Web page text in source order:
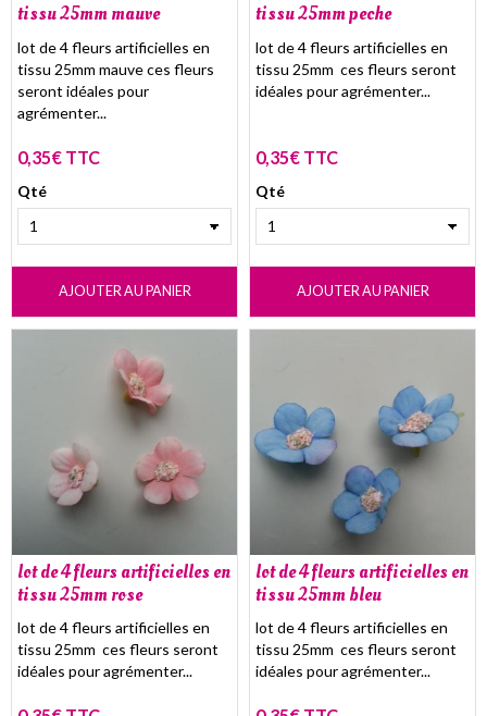
tissu 25mm mauve
lot de 4 fleurs artificielles en
tissu 25mm mauve ces fleurs
seront idéales pour
agrémenter...
0,35€ TTC
Qté
AJOUTER AU PANIER
tissu 25mm peche
lot de 4 fleurs artificielles en
tissu 25mm ces fleurs seront
idéales pour agrémenter...
0,35€ TTC
Qté
AJOUTER AU PANIER
lot de 4 fleurs artificielles en
tissu 25mm rose
lot de 4 fleurs artificielles en
tissu 25mm ces fleurs seront
idéales pour agrémenter...
lot de 4 fleurs artificielles en
tissu 25mm bleu
lot de 4 fleurs artificielles en
tissu 25mm ces fleurs seront
idéales pour agrémenter...